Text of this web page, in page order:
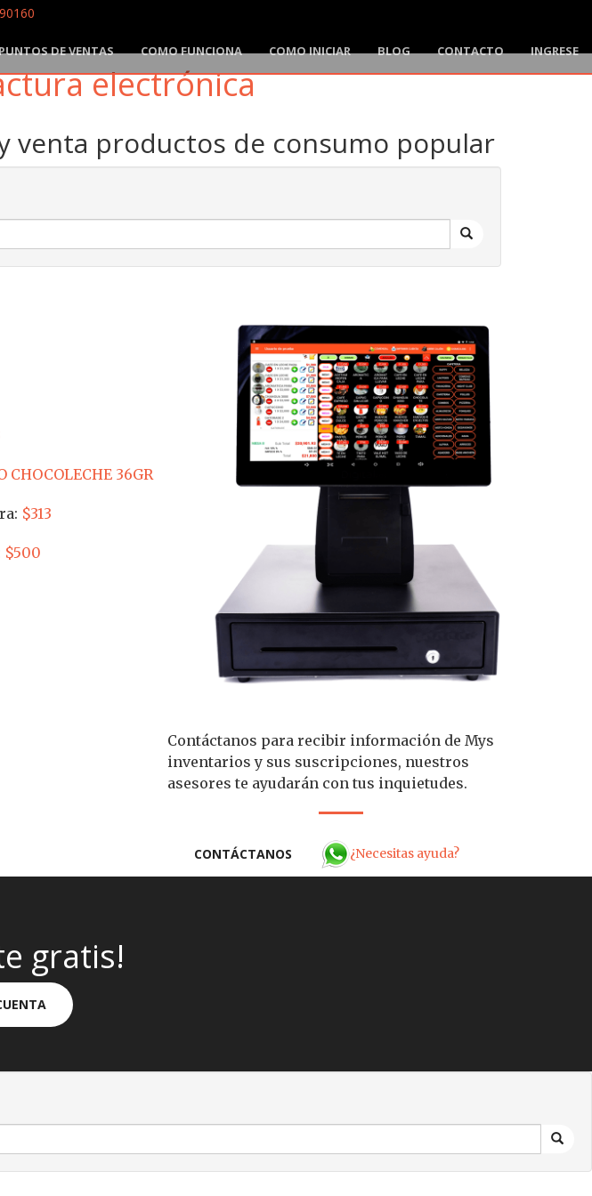
DE VENTAS COMO FUNCIONA COMO INICIAR BLOG CONTACTO INGRESE
electrónica
venta productos de consumo popular
CHOCOLECHE 36GR
$313
$500
Contáctanos para recibir información de Mys
inventarios y sus suscripciones, nuestros
asesores te ayudarán con tus inquietudes.
CONTÁCTANOS ¿Necesitas ayuda?
gratis!